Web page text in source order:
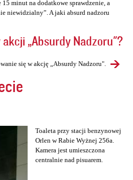
minut na dodatkowe sprawdzenie, a
niewidzialny”. A jaki absurd nadzoru
„Absurdy Nadzoru"?
się w akcję „Absurdy Nadzoru".
Toaleta przy stacji benzynowej
Orlen w Rabie Wyżnej 256a.
Kamera jest umieszczona
centralnie nad pisuarem.